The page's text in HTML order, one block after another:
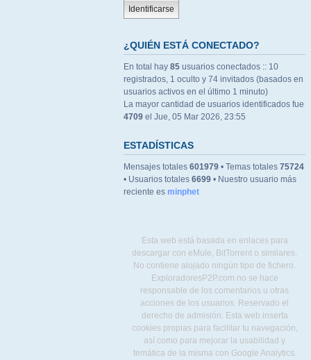
¿QUIÉN ESTÁ CONECTADO?
En total hay 85 usuarios conectados :: 10
registrados, 1 oculto y 74 invitados (basados en
usuarios activos en el último 1 minuto)
La mayor cantidad de usuarios identificados fue
4709 el Jue, 05 Mar 2026, 23:55
ESTADÍSTICAS
Mensajes totales 601979 • Temas totales 75724
• Usuarios totales 6699 • Nuestro usuario más
reciente es minphet
Esta web está basada en enlaces para
descargar con eMule, BitTorrent o similares.
No contiene alojado ningún tipo de fichero.
ExploradoresP2P.com no se hace
responsable de los comentarios u otras
acciones de los usuarios. Reservado el
derecho de admisión. Esta web inserta
cookies propias para facilitar tu navegación,
así como para mejorar la usabilidad y
temática de la misma con Google Analytics.